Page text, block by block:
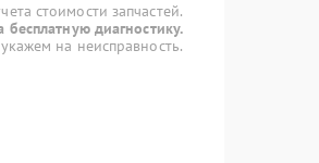
стоимости запчастей.
бесплатную диагностику.
на неисправность.